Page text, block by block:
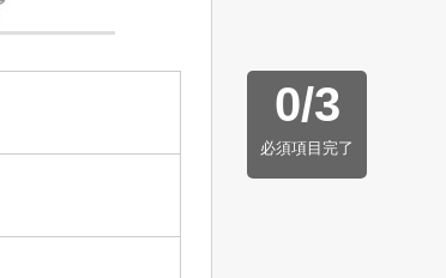
0/3
必須項目完了